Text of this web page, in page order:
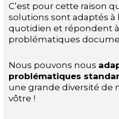
C’est pour cette raison
solutions sont adaptés à
quotidien et répondent
problématiques
Nous pouvons nous
problématiques
une grande diversité de
vôtre !